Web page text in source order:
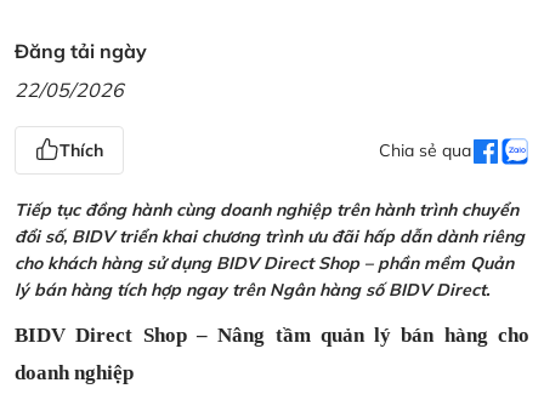
Đăng tải ngày
22/05/2026
Thích Chia sẻ qua
Tiếp tục đồng hành cùng doanh nghiệp trên hành trình chuyển
đổi số, BIDV triển khai chương trình ưu đãi hấp dẫn dành riêng
cho khách hàng sử dụng BIDV Direct Shop – phần mềm Quản
lý bán hàng tích hợp ngay trên Ngân hàng số BIDV Direct.
BIDV Direct Shop – Nâng tầm quản lý bán hàng cho
doanh nghiệp